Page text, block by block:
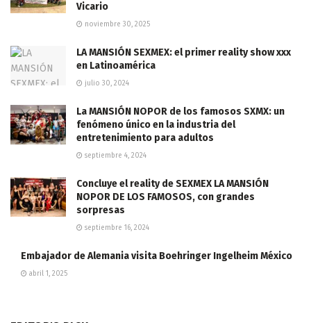
Vicario
noviembre 30, 2025
LA MANSIÓN SEXMEX: el primer reality show xxx
en Latinoamérica
julio 30, 2024
La MANSIÓN NOPOR de los famosos SXMX: un
fenómeno único en la industria del
entretenimiento para adultos
septiembre 4, 2024
Concluye el reality de SEXMEX LA MANSIÓN
NOPOR DE LOS FAMOSOS, con grandes
sorpresas
septiembre 16, 2024
Embajador de Alemania visita Boehringer Ingelheim México
abril 1, 2025